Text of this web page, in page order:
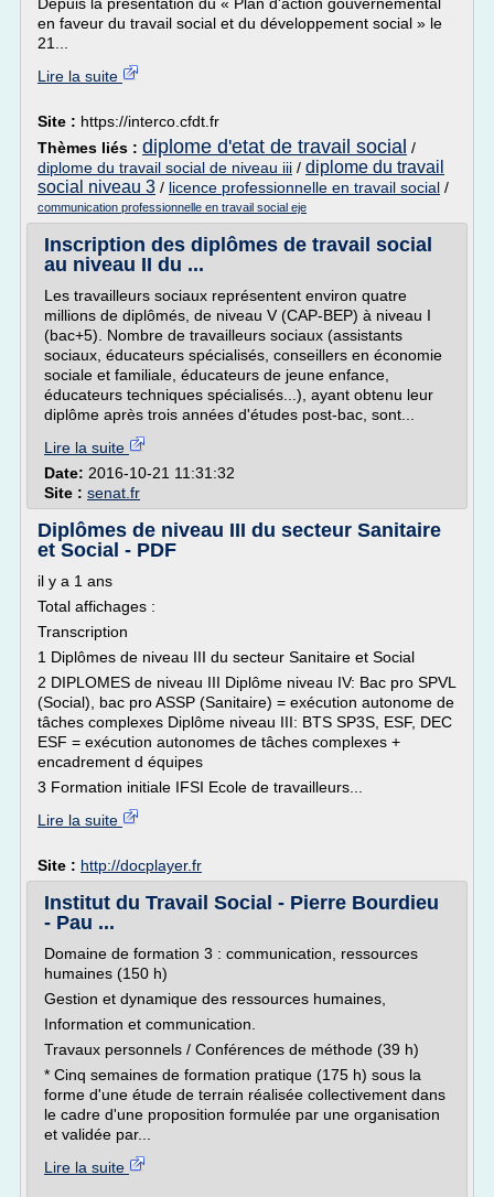
en faveur du travail social et du développement social » le
21...
Lire la suite
Site : https://interco.cfdt.fr
Thèmes liés : diplome d'etat de travail social /
diplome du travail social de niveau iii / diplome du travail
social niveau 3 / licence professionnelle en travail social /
communication professionnelle en travail social eje
Inscription des diplômes de travail social
au niveau II du ...
Les travailleurs sociaux représentent environ quatre
millions de diplômés, de niveau V (CAP-BEP) à niveau I
(bac+5). Nombre de travailleurs sociaux (assistants
sociaux, éducateurs spécialisés, conseillers en économie
sociale et familiale, éducateurs de jeune enfance,
éducateurs techniques spécialisés...), ayant obtenu leur
diplôme après trois années d'études post-bac, sont...
Lire la suite
Date: 2016-10-21 11:31:32
Site : senat.fr
Diplômes de niveau III du secteur Sanitaire
et Social - PDF
il y a 1 ans
Total affichages :
Transcription
1 Diplômes de niveau III du secteur Sanitaire et Social
2 DIPLOMES de niveau III Diplôme niveau IV: Bac pro SPVL
(Social), bac pro ASSP (Sanitaire) = exécution autonome de
tâches complexes Diplôme niveau III: BTS SP3S, ESF, DEC
ESF = exécution autonomes de tâches complexes +
encadrement d équipes
3 Formation initiale IFSI Ecole de travailleurs...
Lire la suite
Site : http://docplayer.fr
Institut du Travail Social - Pierre Bourdieu
- Pau ...
Domaine de formation 3 : communication, ressources
humaines (150 h)
Gestion et dynamique des ressources humaines,
Information et communication.
Travaux personnels / Conférences de méthode (39 h)
* Cinq semaines de formation pratique (175 h) sous la
forme d'une étude de terrain réalisée collectivement dans
le cadre d'une proposition formulée par une organisation
et validée par...
Lire la suite